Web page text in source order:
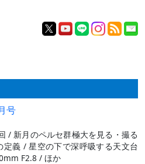
号
/ 新月のペルセ群極大を見る・撮る
義 / 星空の下で深呼吸する天文台
F2.8 / ほか